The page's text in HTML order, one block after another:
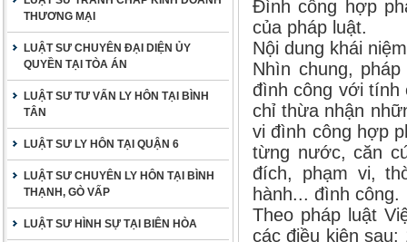
THƯƠNG MẠI
LUẬT SƯ CHUYÊN ĐẠI DIỆN ỦY
QUYỀN TẠI TÒA ÁN
LUẬT SƯ TƯ VẤN LY HÔN TẠI BÌNH
TÂN
LUẬT SƯ LY HÔN TẠI QUẬN 6
LUẬT SƯ CHUYÊN LY HÔN TẠI BÌNH
THẠNH, GÒ VẤP
LUẬT SƯ HÌNH SỰ TẠI BIÊN HÒA
Đình công hợp
của pháp luật.
Nội dung khái
Nhìn chung,
đình công với tính
chỉ thừa nhận
vi đình công hợp
từng nước, căn
đích, phạm vi,
hành... đình công.
Theo pháp luật
các điều kiện